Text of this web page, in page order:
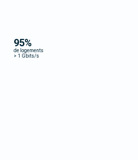
95%
de logements
> 1 Gbits/s